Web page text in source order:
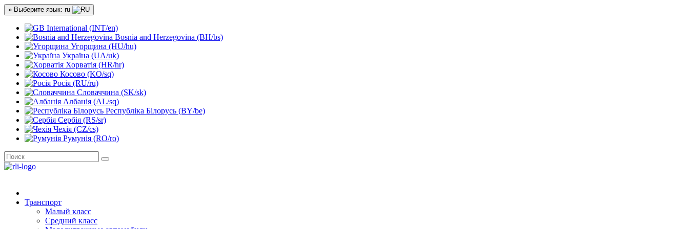
» Выберите язык: ru
International (INT/en)
Bosnia and Herzegovina (BH/bs)
Угорщина (HU/hu)
Україна (UA/uk)
Хорватія (HR/hr)
Косово (KO/sq)
Росія (RU/ru)
Словаччина (SK/sk)
Албанія (AL/sq)
Республіка Білорусь (BY/be)
Сербія (RS/sr)
Чехія (CZ/cs)
Румунія (RO/ro)
Транспорт
Малый класс
Средний класс